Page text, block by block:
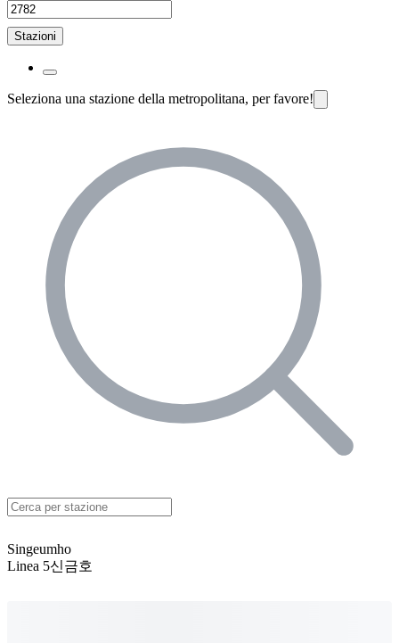
Stazioni
Seleziona una stazione della metropolitana, per favore!
Singeumho
Linea 5신금호